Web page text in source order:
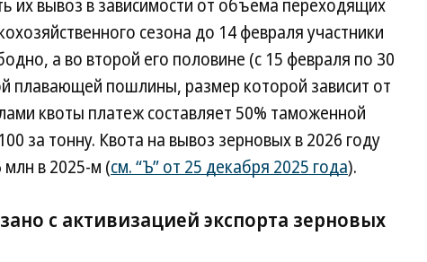
их вывоз в зависимости от объема переходящих
сезона до 14 февраля участники
а во второй его половине (с 15 февраля по 30
плавающей пошлины, размер которой зависит от
квоты платеж составляет 50% таможенной
за тонну. Квота на вывоз зерновых в 2026 году
млн в 2025-м (см. “Ъ” от 25 декабря 2025 года).
с активизацией экспорта зерновых